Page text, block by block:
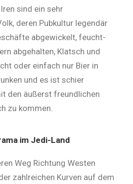
sind ein sehr
deren Pubkultur legendär
abgewickelt, feucht-
abgehalten, Klatsch und
oder einfach nur Bier in
und es ist schier
den äußerst freundlichen
zu kommen.
im Jedi-Land
Weg Richtung Westen
zahlreichen Kurven auf dem